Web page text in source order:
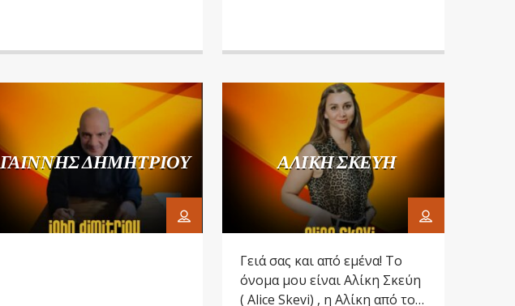
ΓΑΙΝΝΗΣ ΔΗΜΗΤΡΙΟΥ ΑΛΙΚΗ ΣΚΕΥΗ
Γειά σας και από εμένα! Το
όνομα μου είναι Αλίκη Σκεύη
( Alice Skevi) , η Αλίκη από το